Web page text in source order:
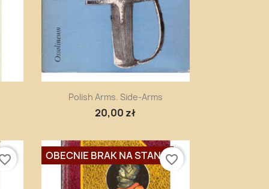
Szybki podgląd
Polish Arms. Side-Arms
20,00 zł
OBECNIE BRAK NA STANIEfavorite_border